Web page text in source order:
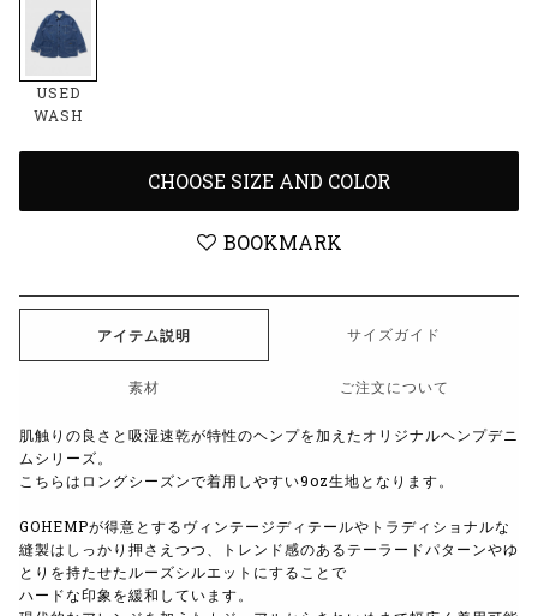
USED
WASH
CHOOSE SIZE AND COLOR
BOOKMARK
アイテム説明 サイズガイド
素材 ご注文について
肌触りの良さと吸湿速乾が特性のヘンプを加えたオリジナルヘンプデニ
ムシリーズ。
こちらはロングシーズンで着用しやすい9oz生地となります。
GOHEMPが得意とするヴィンテージディテールやトラディショナルな
縫製はしっかり押さえつつ、
トレンド感のあるテーラードパターンやゆ
とりを持たせたルーズシルエットにすることで
ハードな印象を緩和しています。